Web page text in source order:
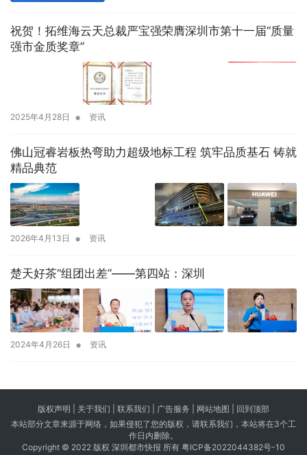
祝贺！拓维海云天总裁严宝强荣膺深圳市第十一届“质量
强市金质奖章”
2025年4月28日 • 资讯
佛山冠睿岩板热弯助力超级地标工程 筑牢品质基石 铸就
精品典范
2026年4月13日 • 资讯
楚天好茶“组团出差”——第四站：深圳
2024年4月26日 • 资讯
版权声明 | 关于我们 联系我们 | 广告服务 | 网站地图 | 回到顶部
本站部分文章来源于网络，如果侵犯了您的版权，请联系我们，本站将在3个工
作日内删除。
Copyright © 2022 版权 深圳都市快报 所有 粤ICP备2022044382号-10